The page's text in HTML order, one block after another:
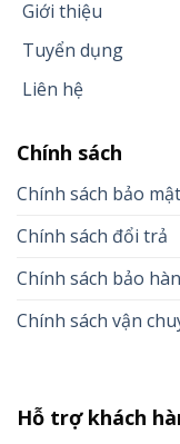
Giới thiệu
Tuyển dụng
Liên hệ
Chính sách
Chính sách bảo mật
Chính sách đổi trả
Chính sách bảo
Chính sách vận
Hỗ trợ khách